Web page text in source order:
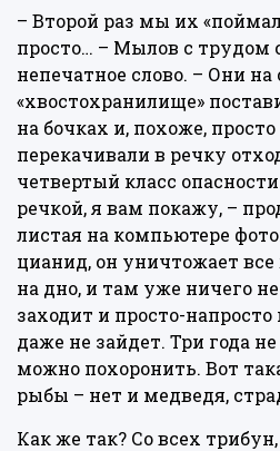
– Второй раз мы их
просто… – Мылов с трудом
непечатное слово. – Они на
«хвостохранилище»
на бочках и, похоже, просто
перекачивали в речку
четвертый класс
речкой, я вам покажу, –
листая на компьютере
цианид, он уничтожает
на дно, и там уже ничего
заходит и просто-
даже не зайдет. Три года
можно похоронить. Вот
рыбы – нет и медведя,
Как же так? Со всех